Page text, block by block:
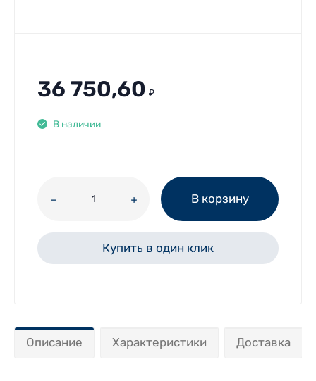
36 750,60 ₽
В наличии
В корзину
Купить в один клик
Описание Характеристики Доставка